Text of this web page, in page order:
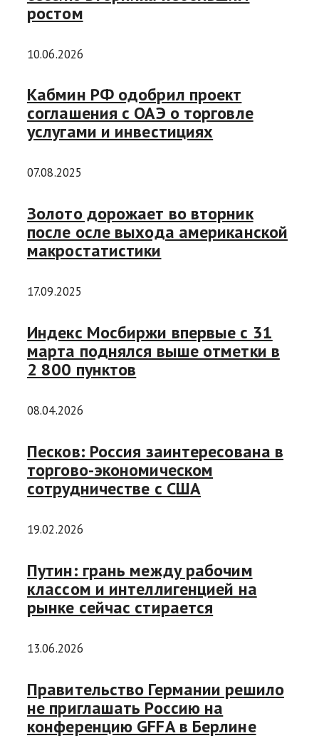
ростом
10.06.2026
Кабмин РФ одобрил проект
соглашения с ОАЭ о торговле
услугами и инвестициях
07.08.2025
Золото дорожает во вторник
после осле выхода американской
макростатистики
17.09.2025
Индекс Мосбиржи впервые с 31
марта поднялся выше отметки в
2 800 пунктов
08.04.2026
Песков: Россия заинтересована в
торгово-экономическом
сотрудничестве с США
19.02.2026
Путин: грань между рабочим
классом и интеллигенцией на
рынке сейчас стирается
13.06.2026
Правительство Германии решило
не приглашать Россию на
конференцию GFFA в Берлине